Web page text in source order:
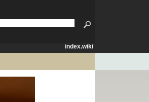
index.wiki